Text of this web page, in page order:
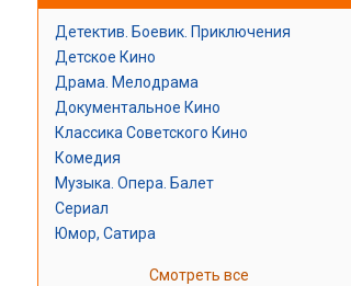
Детектив. Боевик. Приключения
Детское Кино
Драма. Мелодрама
Документальное Кино
Классика Советского Кино
Комедия
Музыка. Опера. Балет
Сериал
Юмор, Сатира
Смотреть все